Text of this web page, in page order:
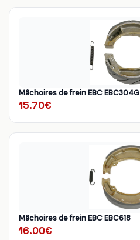
Mâchoires de frein EBC EBC304G
15.70€
Mâchoires de frein EBC EBC618
16.00€